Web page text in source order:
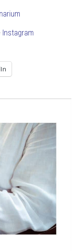
Instagram